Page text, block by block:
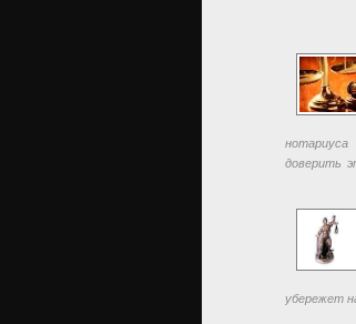
доверить
убережет